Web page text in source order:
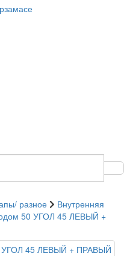
разное
Внутренняя
50 УГОЛ 45 ЛЕВЫЙ +